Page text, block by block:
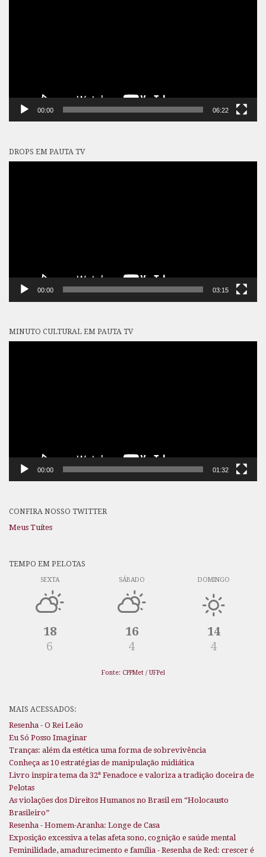
00:00 06:22
DROPS EM PAUTA TV
00:00 03:15
MINUTO CULTURAL EM PAUTA TV
00:00 01:32
CONFIRA NOSSO TWITTER
Meus Tuítes
TEMPO EM PELOTAS
SEXTA
18
6
SÁBADO
16
4
DOMINGO
14
4
Fonte: CPPMet / UFPel
MAIS ACESSADOS:
Resenha - O Rei Leão
Eu Só Posso Imaginar
Tranças: além da estética uma forma de sobrevivência
Conheça as 10 estratégias de manipulação midiática
Livro inspira tema da 32ª Fenadoce e valoriza a tradição doceira de
Pelotas
As violações dos Direitos Humanos no Brasil em “Holocausto
Brasileiro”
Resenha - Homem-Aranha: Longe de Casa
Exposição excessiva a telas afeta sono, cognição e saúde mental
Feminilidade, amadurecimento e família - Resenha de Red: crescer é